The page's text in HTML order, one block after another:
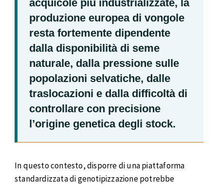
acquicole più industrializzate, la
produzione europea di vongole
resta fortemente dipendente
dalla disponibilità di seme
naturale, dalla pressione sulle
popolazioni selvatiche, dalle
traslocazioni e dalla difficoltà di
controllare con precisione
l’origine genetica degli stock.
In questo contesto, disporre di una piattaforma
standardizzata di genotipizzazione potrebbe